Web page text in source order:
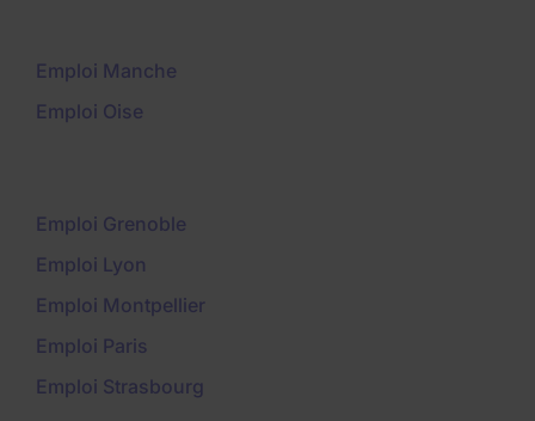
Emploi Manche
Emploi Oise
Emploi Grenoble
Emploi Lyon
Emploi Montpellier
Emploi Paris
Emploi Strasbourg